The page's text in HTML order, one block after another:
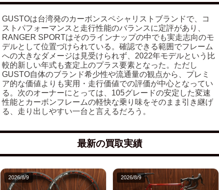
GUSTOは台湾発のカーボンスペシャリストブランドで、コ
ストパフォーマンスと走行性能のバランスに定評があり、
RANGER SPORTはそのラインナップの中でも実走志向のモ
デルとして位置づけられている。確認できる範囲でフレーム
への大きなダメージは見受けられず、2022年モデルという比
較的新しい年式も査定上のプラス要素となった。ただし
GUSTO自体のブランド希少性や流通量の観点から、プレミ
ア的な価値よりも実用・走行価値での評価が中心となってい
る。次のオーナーにとっては、105グレードの安定した変速
性能とカーボンフレームの軽快な乗り味をそのまま引き継げ
る、走り出しやすい一台と言えるだろう。
最新の買取実績
2026/8/9 2026/8/9